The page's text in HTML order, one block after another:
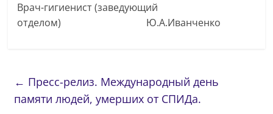
Врач-гигиенист (заведующий
отделом) Ю.А.Иванченко
← Пресс-релиз. Международный день
памяти людей, умерших от СПИДа.